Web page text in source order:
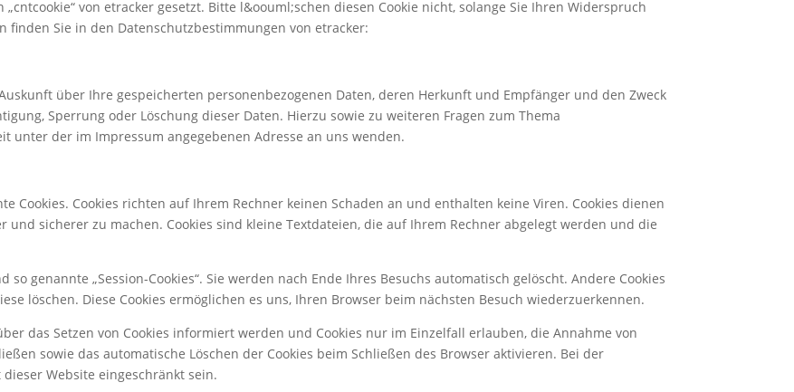
von etracker gesetzt. Bitte l&oouml;schen diesen Cookie nicht, solange Sie Ihren Widerspruch
Sie in den Datenschutzbestimmungen von etracker:
über Ihre gespeicherten personenbezogenen Daten, deren Herkunft und Empfänger und den Zweck
Sperrung oder Löschung dieser Daten. Hierzu sowie zu weiteren Fragen zum Thema
unter der im Impressum angegebenen Adresse an uns wenden.
Cookies. Cookies richten auf Ihrem Rechner keinen Schaden an und enthalten keine Viren. Cookies dienen
sicherer zu machen. Cookies sind kleine Textdateien, die auf Ihrem Rechner abgelegt werden und die
genannte „Session-Cookies“. Sie werden nach Ende Ihres Besuchs automatisch gelöscht. Andere Cookies
löschen. Diese Cookies ermöglichen es uns, Ihren Browser beim nächsten Besuch wiederzuerkennen.
das Setzen von Cookies informiert werden und Cookies nur im Einzelfall erlauben, die Annahme von
sowie das automatische Löschen der Cookies beim Schließen des Browser aktivieren. Bei der
Website eingeschränkt sein.